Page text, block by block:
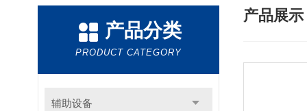
产品分类
PRODUCT CATEGORY
辅助设备
产品展示